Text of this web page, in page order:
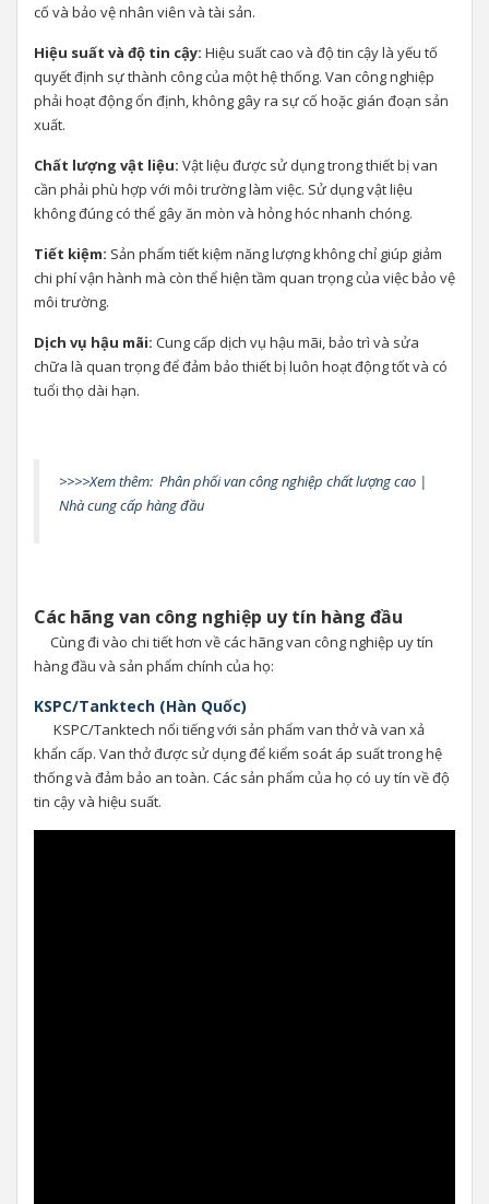
cố và bảo vệ nhân viên và tài sản.
Hiệu suất và độ tin cậy: Hiệu suất cao và độ tin cậy là yếu tố
quyết định sự thành công của một hệ thống. Van công nghiệp
phải hoạt động ổn định, không gây ra sự cố hoặc gián đoạn sản
xuất.
Chất lượng vật liệu: Vật liệu được sử dụng trong thiết bị van
cần phải phù hợp với môi trường làm việc. Sử dụng vật liệu
không đúng có thể gây ăn mòn và hỏng hóc nhanh chóng.
Tiết kiệm: Sản phẩm tiết kiệm năng lượng không chỉ giúp giảm
chi phí vận hành mà còn thể hiện tầm quan trọng của việc bảo vệ
môi trường.
Dịch vụ hậu mãi: Cung cấp dịch vụ hậu mãi, bảo trì và sửa
chữa là quan trọng để đảm bảo thiết bị luôn hoạt động tốt và có
tuổi thọ dài hạn.
>>>>Xem thêm: Phân phối van công nghiệp chất lượng cao |
Nhà cung cấp hàng đầu
Các hãng van công nghiệp uy tín hàng đầu
Cùng đi vào chi tiết hơn về các hãng van công nghiệp uy tín
hàng đầu và sản phẩm chính của họ:
KSPC/Tanktech (Hàn Quốc)
KSPC/Tanktech nổi tiếng với sản phẩm van thở và van xả
khẩn cấp. Van thở được sử dụng để kiểm soát áp suất trong hệ
thống và đảm bảo an toàn. Các sản phẩm của họ có uy tín về độ
tin cậy và hiệu suất.